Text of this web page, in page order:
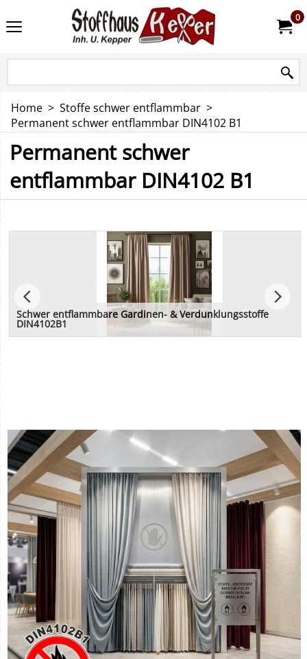
0
Home > Stoffe schwer entflammbar >
Permanent schwer entflammbar DIN4102 B1
Permanent schwer
entflammbar DIN4102 B1
Schwer entflammbare Gardinen- & Verdunklungsstoffe
DIN4102B1
Stoffe in flammenhemmender, schwer entflammbarer Ausführung für Gardinen